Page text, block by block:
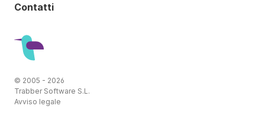
Contatti
© 2005 - 2026
Trabber Software S.L.
Avviso legale